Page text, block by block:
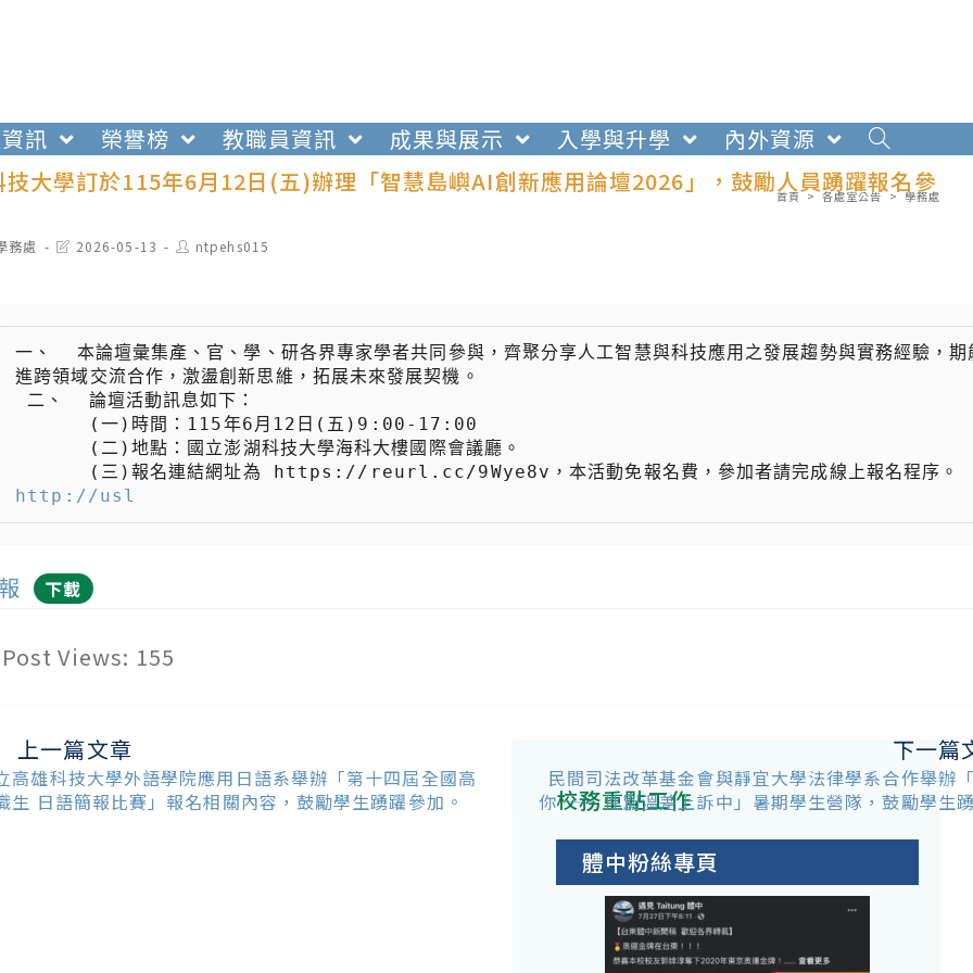
訊 榮譽榜 教職員資訊 成果與展示 入學與升學
內外資源
技大學訂於115年6月12日(五)辦理「智慧島嶼AI創新應用論壇2026」，鼓勵人員踴躍報名參
首頁 > 各處室公告 > 學務處
務處
Post2026-05-13
Post
author:
ntpehs015
一、  本論壇彙集產、官、學、研各界專家學者共同參與，齊聚分享人工智慧與科技應用之發展趨勢與實務經驗，期
進跨領域交流合作，激盪創新思維，拓展未來發展契機。
(三)報名連結網址為 https://reurl.cc/9Wye8v，本活動免報名費，參加者請完成線上報名程序。
http://usl
下載
Post Views: 155
上一篇文章
高雄科技大學外語學院應用日語系舉辦「第十四屆全國高
生 日語簡報比賽」報名相關內容，鼓勵學生踴躍參加。
下一篇
民間司法改革基金會與靜宜大學法律學系合作舉辦
你 —— 性別溫差上訴中」暑期學生營隊，鼓勵學生
校務重點工作
體中粉絲專頁